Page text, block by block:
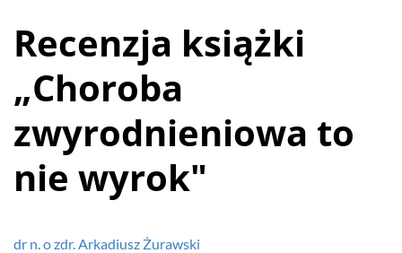
Recenzja książki
„Choroba
zwyrodnieniowa to
nie wyrok"
dr n. o zdr. Arkadiusz Żurawski